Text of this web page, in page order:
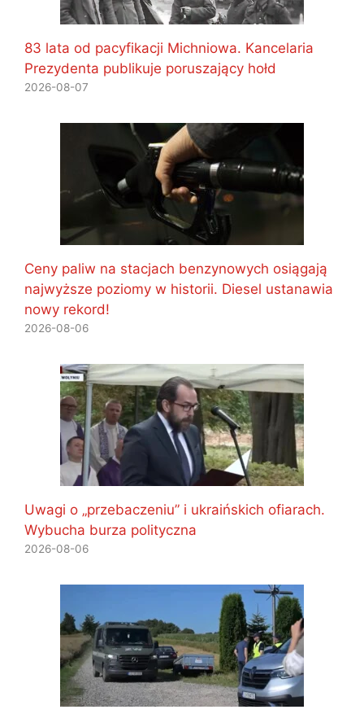
83 lata od pacyfikacji Michniowa. Kancelaria
Prezydenta publikuje poruszający hołd
2026-08-07
Ceny paliw na stacjach benzynowych osiągają
najwyższe poziomy w historii. Diesel ustanawia
nowy rekord!
2026-08-06
Uwagi o „przebaczeniu” i ukraińskich ofiarach.
Wybucha burza polityczna
2026-08-06